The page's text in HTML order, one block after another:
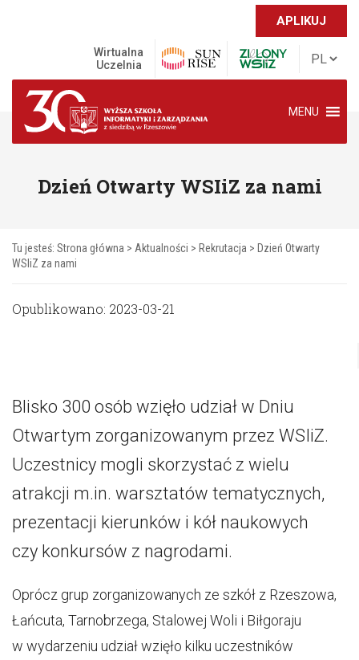
APLIKUJ
Wirtualna
Uczelnia
MENU
Dzień Otwarty WSIiZ za nami
Tu jesteś: Strona główna > Aktualności > Rekrutacja > Dzień Otwarty
WSIiZ za nami
Opublikowano: 2023-03-21
Blisko 300 osób wzięło udział w Dniu
Otwartym zorganizowanym przez WSIiZ.
Uczestnicy mogli skorzystać z wielu
atrakcji m.in. warsztatów tematycznych,
prezentacji kierunków i kół naukowych
czy konkursów z nagrodami.
Oprócz grup zorganizowanych ze szkół z Rzeszowa,
Łańcuta, Tarnobrzega, Stalowej Woli i Biłgoraju
w wydarzeniu udział wzięło kilku uczestników